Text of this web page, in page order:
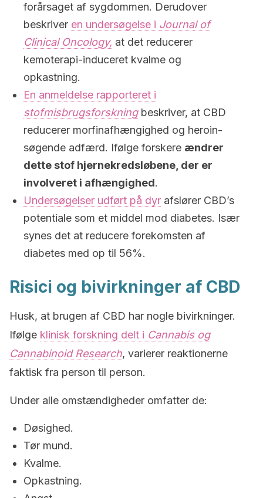
forårsaget af sygdommen. Derudover
beskriver en undersøgelse i Journal of
Clinical Oncology, at det reducerer
kemoterapi-induceret kvalme og
opkastning.
En anmeldelse rapporteret i
stofmisbrugsforskningbeskriver, at CBD
reducerer morfinafhængighed og heroin-
søgende adfærd. Ifølge forskere ændrer
dette stof hjernekredsløbene, der er
involveret i afhængighed.
Undersøgelser udført på dyr afslører CBD’s
potentiale som et middel mod diabetes. Især
synes det at reducere forekomsten af
diabetes med op til 56%.
Risici og bivirkninger af CBD
Husk, at brugen af CBD har nogle bivirkninger.
Ifølge klinisk forskning delt i Cannabis og
Cannabinoid Research, varierer reaktionerne
faktisk fra person til person.
Under alle omstændigheder omfatter de:
Døsighed.
Tør mund.
Kvalme.
Opkastning.